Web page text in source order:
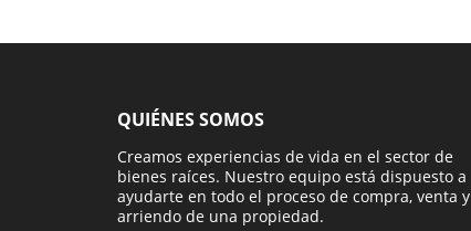
QUIÉNES SOMOS
Creamos experiencias de vida en el sector de
bienes raíces. Nuestro equipo está dispuesto a
ayudarte en todo el proceso de compra, venta y
arriendo de una propiedad.